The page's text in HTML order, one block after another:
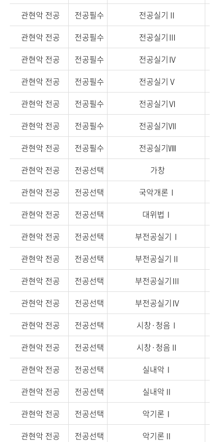
관현악 전공
전공필수 전공실기Ⅱ
관현악 전공
전공필수 전공실기Ⅲ
관현악 전공
전공필수 전공실기Ⅳ
관현악 전공
전공필수 전공실기Ⅴ
관현악 전공
전공필수 전공실기Ⅵ
관현악 전공
전공필수 전공실기Ⅶ
관현악 전공
전공필수 전공실기Ⅷ
관현악 전공
전공선택 가창
관현악 전공
전공선택 국악개론Ⅰ
관현악 전공
전공선택 대위법Ⅰ
관현악 전공
전공선택 부전공실기Ⅰ
관현악 전공
전공선택 부전공실기Ⅱ
관현악 전공
전공선택 부전공실기Ⅲ
관현악 전공
전공선택 부전공실기Ⅳ
관현악 전공
전공선택 시창·청음Ⅰ
관현악 전공
전공선택 시창·청음Ⅱ
관현악 전공
전공선택 실내악Ⅰ
관현악 전공
전공선택 실내악Ⅱ
관현악 전공
전공선택 악기론Ⅰ
관현악 전공
전공선택 악기론Ⅱ